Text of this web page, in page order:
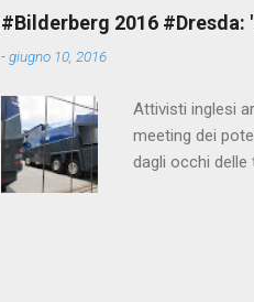
che per l'ex
sdoganamento
#Bilderberg 2016
-giugno 10, 2016
Attivisti inglesi
meeting dei
dagli occhi delle
evitando che
ordine